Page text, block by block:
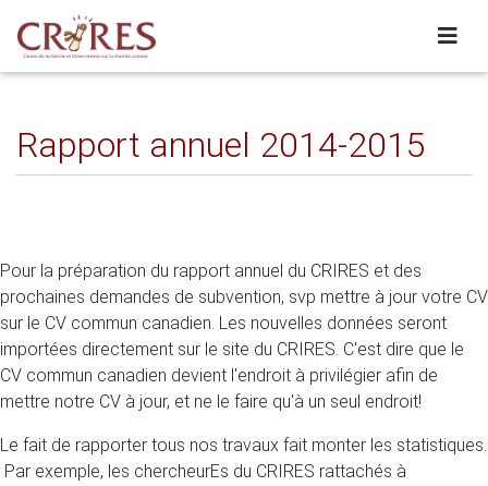
Rapport annuel 2014-2015
Pour la préparation du rapport annuel du CRIRES et des
prochaines demandes de subvention, svp mettre à jour votre CV
sur le CV commun canadien. Les nouvelles données seront
importées directement sur le site du CRIRES. C'est dire que le
CV commun canadien devient l'endroit à privilégier afin de
mettre notre CV à jour, et ne le faire qu'à un seul endroit!
Le fait de rapporter tous nos travaux fait monter les statistiques.
Par exemple, les chercheurEs du CRIRES rattachés à